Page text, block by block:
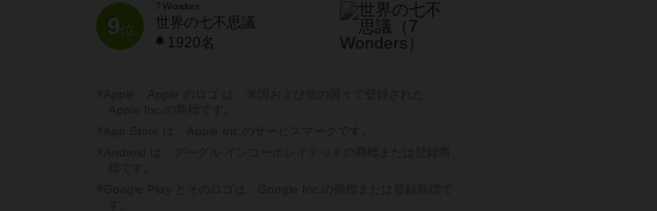
9位
7 Wonders
世界の七不思議
1920名